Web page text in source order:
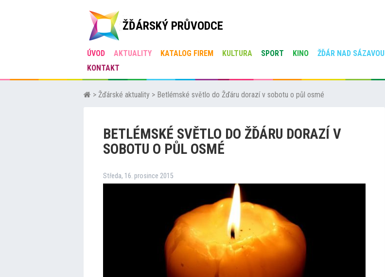
ŽĎÁRSKÝ PRŮVODCE
ÚVOD AKTUALITY KATALOG FIREM KULTURA SPORT KINO ŽĎÁR NAD SÁZAVOU
KONTAKT
> Žďárské aktuality > Betlémské světlo do Žďáru dorazí v sobotu o půl osmé
BETLÉMSKÉ SVĚTLO DO ŽĎÁRU DORAZÍ V
SOBOTU O PŮL OSMÉ
Středa, 16. prosince 2015